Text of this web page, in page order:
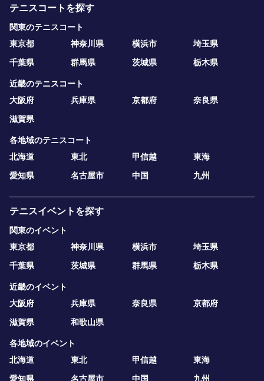
テニスコートを探す
関東のテニスコート
東京都
神奈川県 横浜市
埼玉県
千葉県
群馬県 茨城県 栃木県
近畿のテニスコート
大阪府
兵庫県 京都府
奈良県
滋賀県
各地域のテニスコート
北海道
東北 甲信越
東海
愛知県
名古屋市 中国 九州
テニスイベントを探す
関東のイベント
東京都
神奈川県 横浜市
埼玉県
千葉県
茨城県 群馬県 栃木県
近畿のイベント
大阪府
兵庫県 奈良県
京都府
滋賀県
和歌山県
各地域のイベント
北海道
東北 甲信越
東海
愛知県
名古屋市 中国 九州